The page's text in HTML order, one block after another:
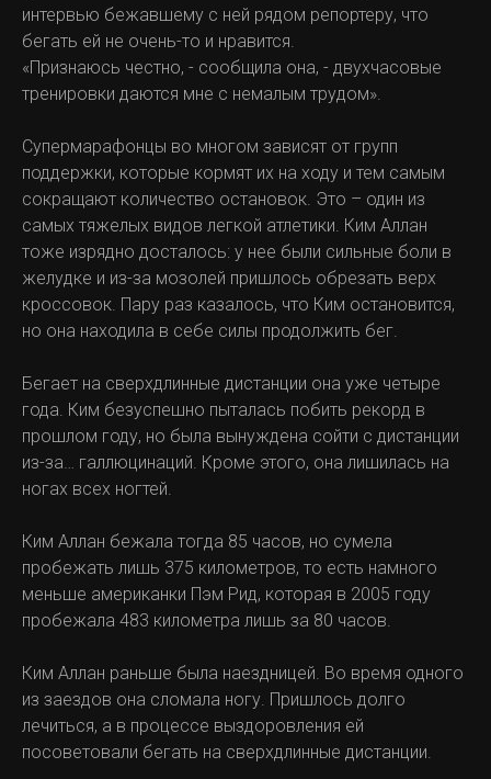
интервью бежавшему с ней рядом репортеру, что
бегать ей не очень-то и нравится.
«Признаюсь честно, - сообщила она, - двухчасовые
тренировки даются мне с немалым трудом».
Супермарафонцы во многом зависят от групп
поддержки, которые кормят их на ходу и тем самым
сокращают количество остановок. Это – один из
самых тяжелых видов легкой атлетики. Ким Аллан
тоже изрядно досталось: у нее были сильные боли в
желудке и из-за мозолей пришлось обрезать верх
кроссовок. Пару раз казалось, что Ким остановится,
но она находила в себе силы продолжить бег.
Бегает на сверхдлинные дистанции она уже четыре
года. Ким безуспешно пыталась побить рекорд в
прошлом году, но была вынуждена сойти с дистанции
из-за… галлюцинаций. Кроме этого, она лишилась на
ногах всех ногтей.
Ким Аллан бежала тогда 85 часов, но сумела
пробежать лишь 375 километров, то есть намного
меньше американки Пэм Рид, которая в 2005 году
пробежала 483 километра лишь за 80 часов.
Ким Аллан раньше была наездницей. Во время одного
из заездов она сломала ногу. Пришлось долго
лечиться, а в процессе выздоровления ей
посоветовали бегать на сверхдлинные дистанции.